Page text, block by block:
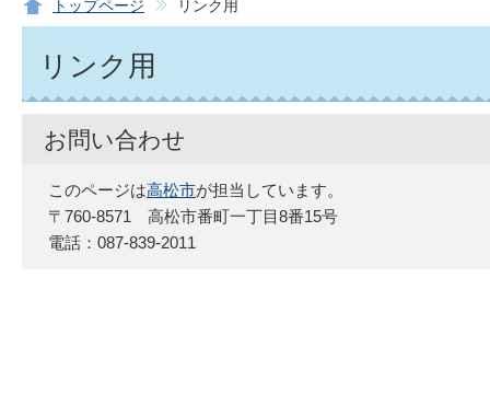
トップページ リンク用
リンク用
お問い合わせ
このページは高松市が担当しています。
〒760-8571 高松市番町一丁目8番15号
電話：087-839-2011